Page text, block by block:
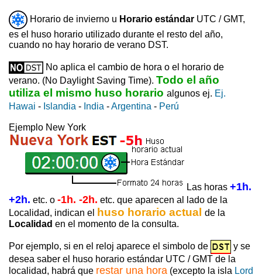
Horario de invierno u Horario estándar UTC / GMT,
es el huso horario utilizado durante el resto del año,
cuando no hay horario de verano DST.
No aplica el cambio de hora o el horario de
verano. (No Daylight Saving Time). Todo el año
utiliza el mismo huso horario algunos ej. Ej.
Hawai - Islandia - India -Argentina - Perú
Ejemplo New York
Las horas +1h.
+2h. etc. o -1h. -2h. etc. que aparecen al lado de la
Localidad, indican el
huso horario actual de la
Localidad en el momento de la consulta.
Por ejemplo, si en el reloj aparece el simbolo de
y se
desea saber el huso horario estándar UTC / GMT de la
localidad, habrá que restar una hora (excepto la isla Lord